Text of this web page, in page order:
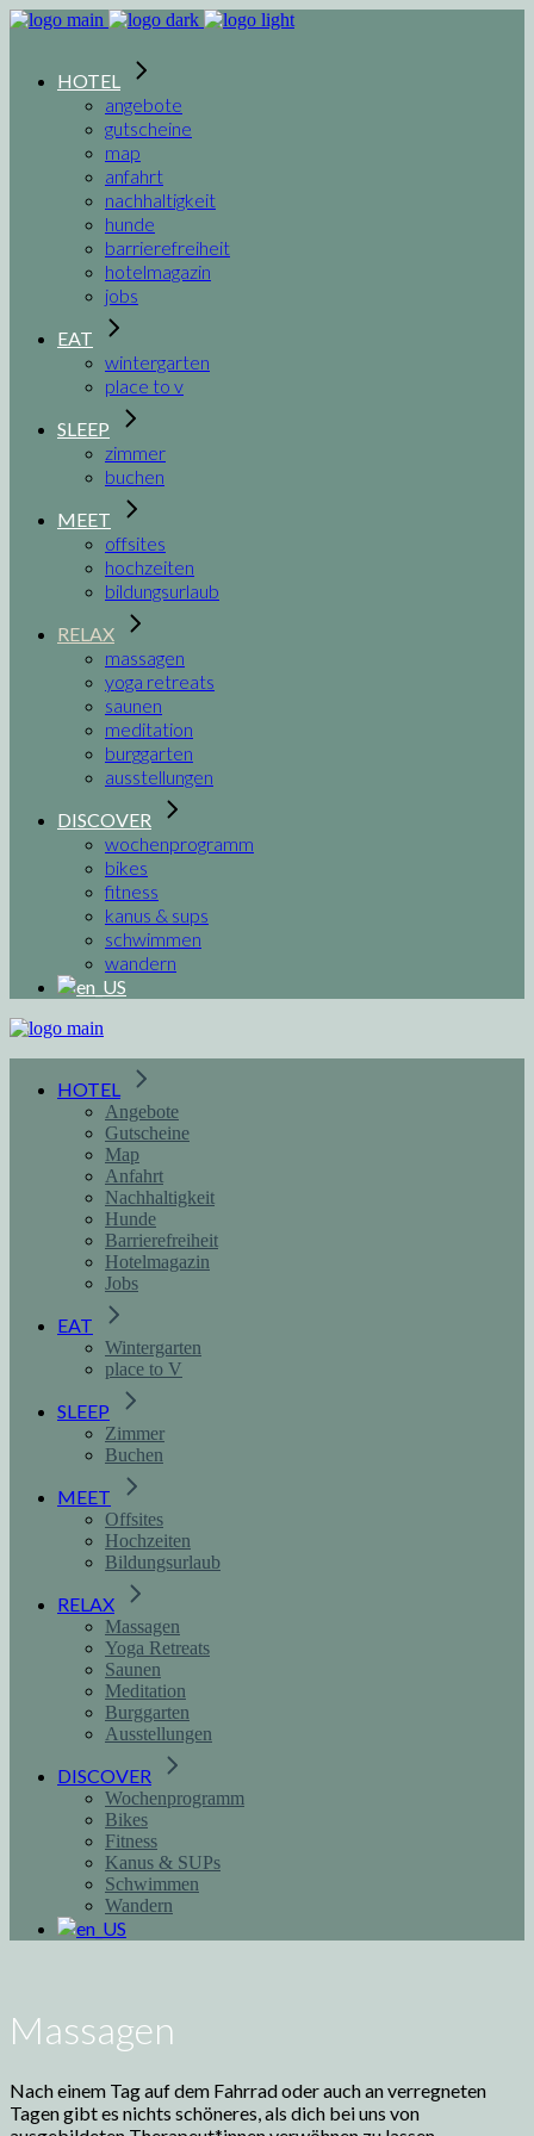
HOTEL
angebote
gutscheine
map
anfahrt
nachhaltigkeit
hunde
barrierefreiheit
hotelmagazin
jobs
EAT
wintergarten
place to v
SLEEP
zimmer
buchen
MEET
offsites
hochzeiten
bildungsurlaub
RELAX
massagen
yoga retreats
saunen
meditation
burggarten
ausstellungen
DISCOVER
wochenprogramm
bikes
fitness
kanus & sups
schwimmen
wandern
HOTEL
Angebote
Gutscheine
Map
Anfahrt
Nachhaltigkeit
Hunde
Barrierefreiheit
Hotelmagazin
Jobs
EAT
Wintergarten
place to V
SLEEP
Zimmer
Buchen
MEET
Offsites
Hochzeiten
Bildungsurlaub
RELAX
Massagen
Yoga Retreats
Saunen
Meditation
Burggarten
Ausstellungen
DISCOVER
Wochenprogramm
Bikes
Fitness
Kanus & SUPs
Schwimmen
Wandern
Massagen
Nach einem Tag auf dem Fahrrad oder auch an verregneten
Tagen gibt es nichts schöneres, als dich bei uns von